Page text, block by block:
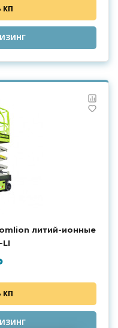
КП
литий-ионные
LI
КП